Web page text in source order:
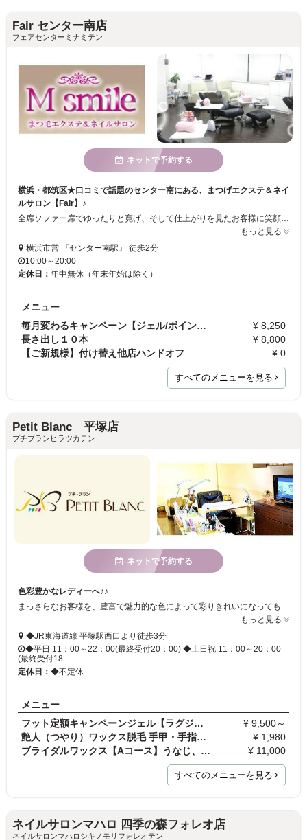
Fair センター南店
フェアセンターミナミテン
ネットで予約する
横浜・都筑区★口コミで話題のセンター南にある、まつげエクステ＆ネイ
ルサロン【Fair】♪
全席ソファー席でゆったりと寛げ、そして仕上がりを見たお客様に笑顔で感動して頂ける様な、技術と接客を常に心掛けております。お客様の指先と目元を更に美しくプロデュースし、指先、目元からの幸せをサポートするのが、私達、Fairのスピリットです♪
もっと見る
横浜市営 『センター南駅』 徒歩2分
10:00～20:00
定休日： 年中無休（年末年始は除く）
メニュー
毎月変わるキャンペーン【ジェル/ポイントアート】\8…
¥ 8,250
長さ出し１０本
¥ 8,800
【ご新規様】付け替え他店ハンドオフ
¥ 0
すべてのメニューを見る
Petit Blanc 平塚店
プチブランヒラツカテン
ネットで予約する
色彩豊かなレディーへ♪♪
まっさらなお客様を、豊富で魅力的な色によって彩りきれいになってもらいたいという想いで私たちはネイルとアイラッシュをお届けしております！皆様に満足いただけるメニューと確かな技術のスタイリストがお待ちしております★
もっと見る
◆JR東海道線 平塚駅西口より徒歩3分
◆平日 11：00～22：00(最終受付20：00) ◆土日祝 11：00～20：00
(最終受付18…
定休日： ◆不定休
メニュー
フット定額キャンペーンジェル【ラグジュアリーコー…
¥ 9,500～
艶人（つやり）ワックス脱毛 手甲・手指・足甲・足指…
¥ 1,980
ブライダルワックス【Aコース】うなじ、背中上、両肩…
¥ 11,000
すべてのメニューを見る
ネイルサロンマハロ 四季の森フォレオ店
ネイルサロンマハロシキノモリフォレオテン